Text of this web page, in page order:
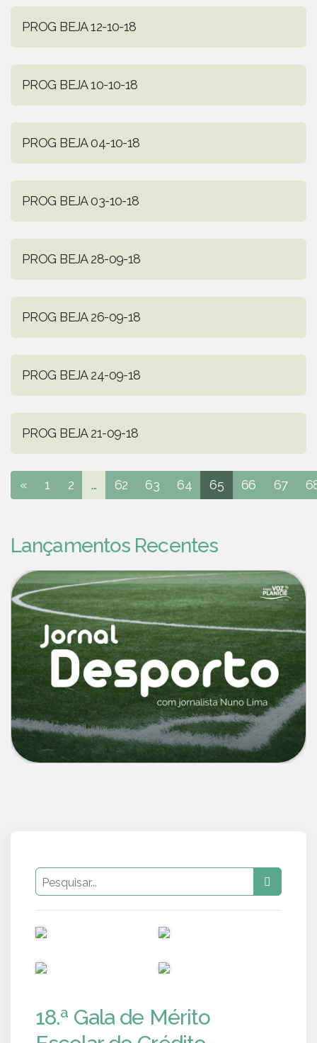
PROG BEJA 12-10-18
PROG BEJA 10-10-18
PROG BEJA 04-10-18
PROG BEJA 03-10-18
PROG BEJA 28-09-18
PROG BEJA 26-09-18
PROG BEJA 24-09-18
PROG BEJA 21-09-18
« 1 2 ... 62 63 64 65 66 67
Lançamentos Recentes
18.ª Gala de Mérito